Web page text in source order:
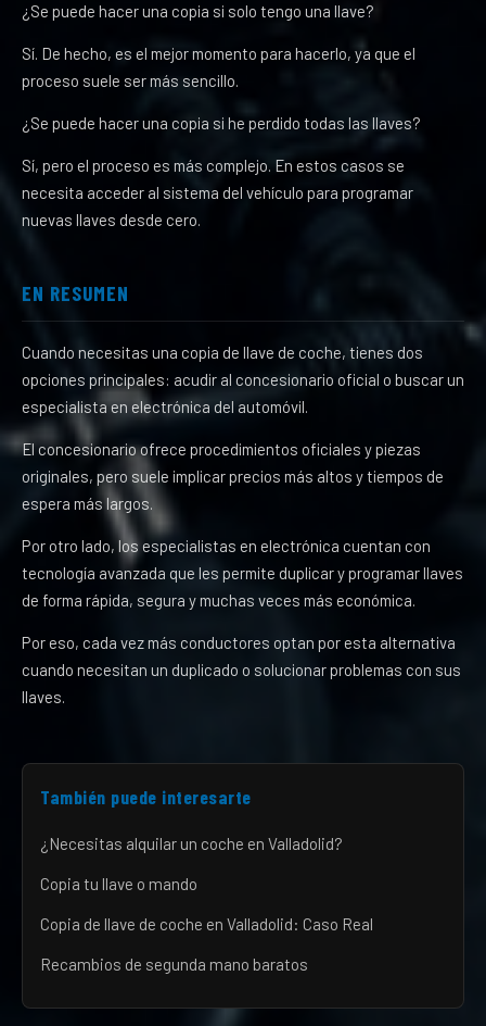
¿Se puede hacer una copia si solo tengo una llave?
Sí. De hecho, es el mejor momento para hacerlo, ya que el
proceso suele ser más sencillo.
¿Se puede hacer una copia si he perdido todas las llaves?
Sí, pero el proceso es más complejo. En estos casos se
necesita acceder al sistema del vehículo para programar
nuevas llaves desde cero.
EN RESUMEN
Cuando necesitas una copia de llave de coche, tienes dos
opciones principales: acudir al concesionario oficial o buscar un
especialista en electrónica del automóvil.
El concesionario ofrece procedimientos oficiales y piezas
originales, pero suele implicar precios más altos y tiempos de
espera más largos.
Por otro lado, los especialistas en electrónica cuentan con
tecnología avanzada que les permite duplicar y programar llaves
de forma rápida, segura y muchas veces más económica.
Por eso, cada vez más conductores optan por esta alternativa
cuando necesitan un duplicado o solucionar problemas con sus
llaves.
También puede interesarte
¿Necesitas alquilar un coche en Valladolid?
Copia tu llave o mando
Copia de llave de coche en Valladolid: Caso Real
Recambios de segunda mano baratos